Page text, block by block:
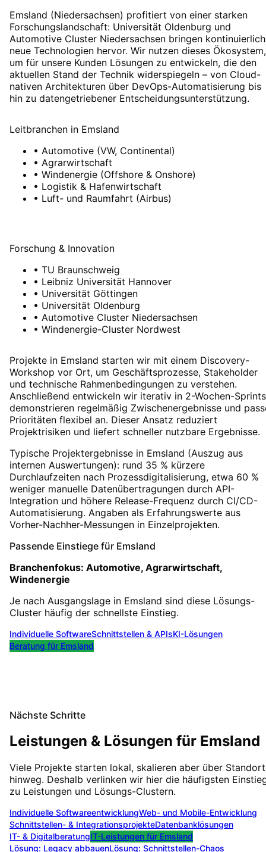
Emsland (Niedersachsen) profitiert von einer starken
Forschungslandschaft: Universität Oldenburg und
Automotive Cluster Niedersachsen bringen kontinuierlich
neue Technologien hervor. Wir nutzen dieses Ökosystem,
um für unsere Kunden Lösungen zu entwickeln, die den
aktuellen Stand der Technik widerspiegeln – von Cloud-
nativen Architekturen über DevOps-Automatisierung bis
hin zu datengetriebener Entscheidungsunterstützung.
Leitbranchen in Emsland
• Automotive (VW, Continental)
• Agrarwirtschaft
• Windenergie (Offshore & Onshore)
• Logistik & Hafenwirtschaft
• Luft- und Raumfahrt (Airbus)
Forschung & Innovation
• TU Braunschweig
• Leibniz Universität Hannover
• Universität Göttingen
• Universität Oldenburg
• Automotive Cluster Niedersachsen
• Windenergie-Cluster Nordwest
Projekte in Emsland starten wir mit einem Discovery-
Workshop vor Ort, um Geschäftsprozesse, Stakeholder
und technische Rahmenbedingungen zu verstehen.
Anschließend entwickeln wir iterativ in 2-Wochen-
demonstrieren regelmäßig Zwischenergebnisse und
Prioritäten flexibel an. Dieser Ansatz reduziert
Projektrisiken und liefert schneller nutzbare Ergebnisse.
Typische Projektergebnisse in Emsland (Auszug aus
internen Auswertungen): rund 35 % kürzere
Durchlaufzeiten nach Prozessdigitalisierung, etwa 60 %
weniger manuelle Datenübertragungen durch API-
Integration und höhere Release-Frequenz durch CI/CD-
Automatisierung. Angaben als Erfahrungswerte aus
Vorher-Nachher-Messungen in Einzelprojekten.
Passende Einstiege für Emsland
Branchenfokus: Automotive, Agrarwirtschaft,
Windenergie
Je nach Ausgangslage in Emsland sind diese Lösungs-
Cluster häufig der schnellste Einstieg.
Individuelle SoftwareSchnittstellen & APIsKI-Lösungen
Beratung für Emsland
Nächste Schritte
Leistungen & Lösungen für Emsland
Viele Projekte starten lokal, skalieren aber über
hinweg. Deshalb verlinken wir hier die häufigsten
zu Leistungen und Lösungs-Clustern.
Individuelle SoftwareentwicklungWeb- und Mobile-Entwicklung
Schnittstellen- & IntegrationsprojekteDatenbanklösungen
IT- & DigitalberatungIT-Leistungen für Emsland
Lösung: Legacy abbauenLösung: Schnittstellen-Chaos